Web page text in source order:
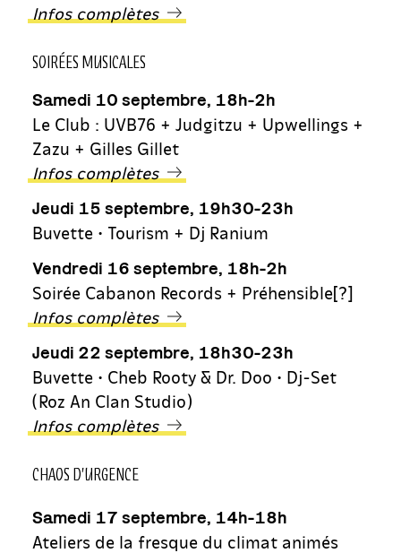
Infos complètes
SOIRÉES MUSICALES
Samedi 10 septembre, 18h-2h
Le Club : UVB76 + Judgitzu + Upwellings +
Zazu + Gilles Gillet
Infos complètes
Jeudi 15 septembre, 19h30-23h
Buvette • Tourism + Dj Ranium
Vendredi 16 septembre, 18h-2h
Soirée Cabanon Records + Préhensible[?]
Infos complètes
Jeudi 22 septembre, 18h30-23h
Buvette • Cheb Rooty & Dr. Doo • Dj-Set
(Roz An Clan Studio)
Infos complètes
CHAOS D’URGENCE
Samedi 17 septembre, 14h-18h
Ateliers de la fresque du climat animés